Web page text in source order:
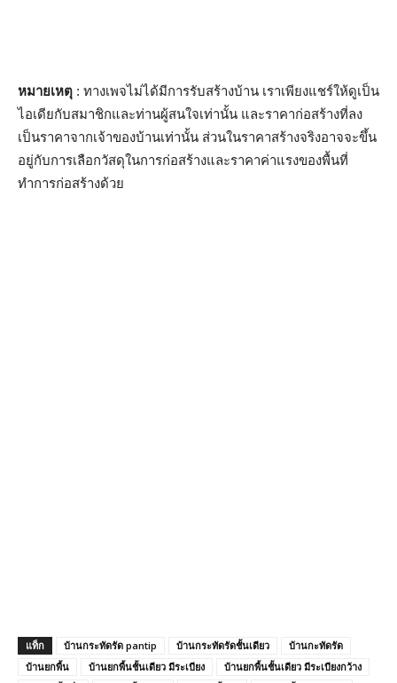
หมายเหตุ : ทางเพจไม่ได้มีการรับสร้างบ้าน เราเพียงแชร์ให้ดูเป็น
ไอเดียกับสมาชิกและท่านผู้สนใจเท่านั้น และราคาก่อสร้างที่ลง
เป็นราคาจากเจ้าของบ้านเท่านั้น ส่วนในราคาสร้างจริงอาจจะขึ้น
อยู่กับการเลือกวัสดุในการก่อสร้างและราคาค่าแรงของพื้นที่
ทำการก่อสร้างด้วย
แท็ก บ้านกระทัดรัด pantip บ้านกระทัดรัดชั้นเดียว
บ้านกะทัดรัด
บ้านยกพื้น
บ้านยกพื้นชั้นเดียว มีระเบียง
บ้านยกพื้นชั้นเดียว มีระเบียงกว้าง